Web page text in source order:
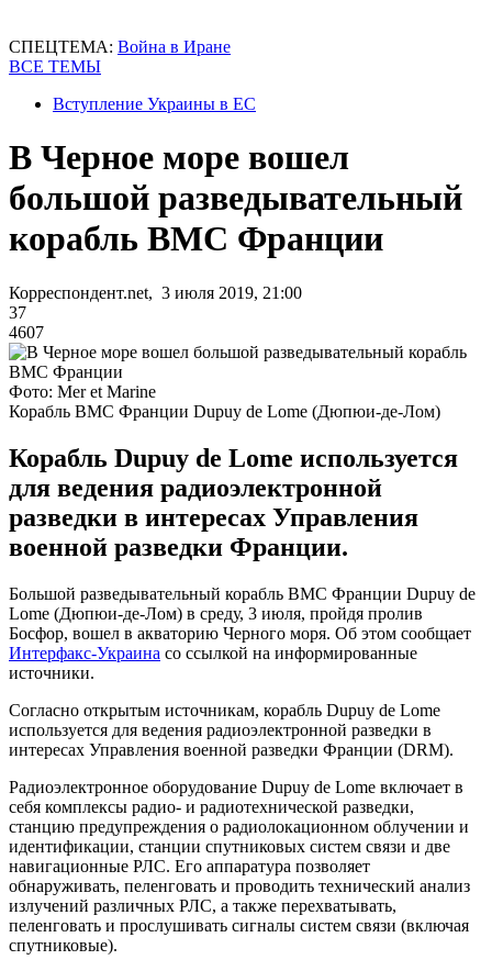
СПЕЦТЕМА: Война в Иране
ВСЕ ТЕМЫ
Вступление Украины в ЕС
В Черное море вошел
большой разведывательный
корабль ВМС Франции
Корреспондент.net, 3 июля 2019, 21:00
37
4607
Фото: Mer et Marine
Корабль ВМС Франции Dupuy de Lome (Дюпюи-де-Лом)
Корабль Dupuy de Lome используется
для ведения радиоэлектронной
разведки в интересах Управления
военной разведки Франции.
Большой разведывательный корабль ВМС Франции Dupuy de
Lome (Дюпюи-де-Лом) в среду, 3 июля, пройдя пролив
Босфор, вошел в акваторию Черного моря. Об этом сообщает
Интерфакс-Украина со ссылкой на информированные
источники.
Согласно открытым источникам, корабль Dupuy de Lome
используется для ведения радиоэлектронной разведки в
интересах Управления военной разведки Франции (DRM).
Радиоэлектронное оборудование Dupuy de Lome включает в
себя комплексы радио- и радиотехнической разведки,
станцию предупреждения о радиолокационном облучении и
идентификации, станции спутниковых систем связи и две
навигационные РЛС. Его аппаратура позволяет
обнаруживать, пеленговать и проводить технический анализ
излучений различных РЛС, а также перехватывать,
пеленговать и прослушивать сигналы систем связи (включая
спутниковые).